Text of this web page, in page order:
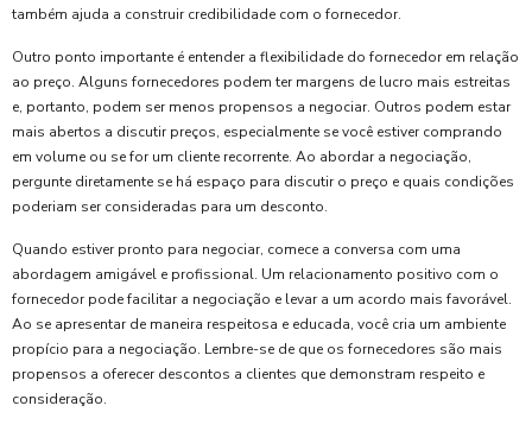
também ajuda a construir credibilidade com o fornecedor.
Outro ponto importante é entender a flexibilidade do fornecedor em relação
ao preço. Alguns fornecedores podem ter margens de lucro mais estreitas
e, portanto, podem ser menos propensos a negociar. Outros podem estar
mais abertos a discutir preços, especialmente se você estiver comprando
em volume ou se for um cliente recorrente. Ao abordar a negociação,
pergunte diretamente se há espaço para discutir o preço e quais condições
poderiam ser consideradas para um desconto.
Quando estiver pronto para negociar, comece a conversa com uma
abordagem amigável e profissional. Um relacionamento positivo com o
fornecedor pode facilitar a negociação e levar a um acordo mais favorável.
Ao se apresentar de maneira respeitosa e educada, você cria um ambiente
propício para a negociação. Lembre-se de que os fornecedores são mais
propensos a oferecer descontos a clientes que demonstram respeito e
consideração.